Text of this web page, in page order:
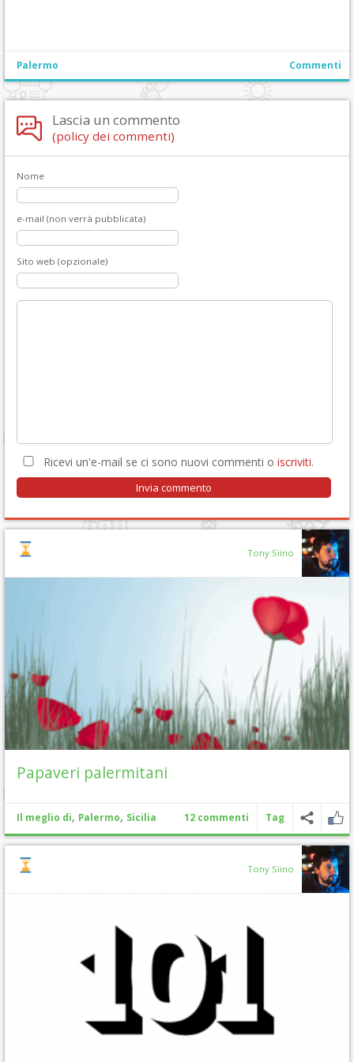
Palermo Commenti
Lascia un commento
(policy dei commenti)
Nome
e-mail (non verrà pubblicata)
Sito web (opzionale)
Ricevi un'e-mail se ci sono nuovi commenti o iscriviti.
Tony Siino
Papaveri palermitani
Il meglio di, Palermo, Sicilia 12 commenti Tag
Tony Siino